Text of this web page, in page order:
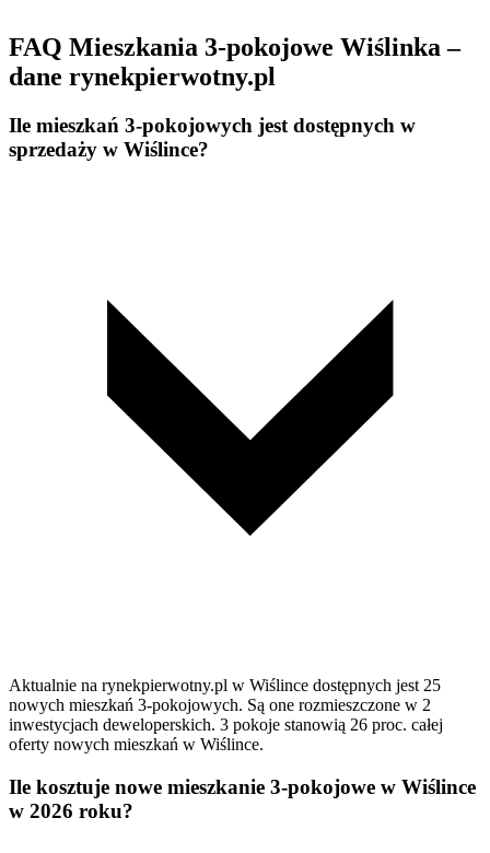
FAQ Mieszkania 3-pokojowe Wiślinka –
dane rynekpierwotny.pl
Ile mieszkań 3-pokojowych jest dostępnych w
sprzedaży w Wiślince?
Aktualnie na rynekpierwotny.pl w Wiślince dostępnych jest 25
nowych mieszkań 3-pokojowych. Są one rozmieszczone w 2
inwestycjach deweloperskich. 3 pokoje stanowią 26 proc. całej
oferty nowych mieszkań w Wiślince.
Ile kosztuje nowe mieszkanie 3-pokojowe w Wiślince
w 2026 roku?